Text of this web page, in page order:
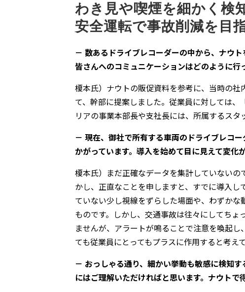
わき見や喫煙を細かく検
安全運転で事故削減を目
－ 数あるドライブレコーダーの中から、ナウ
皆さんへのコミュニケーションはどのように行
榎本氏）ナウトの販促資料を参考に、当時の
て、幹部に提案しました。従業員に対しては
リアの事業本部長や支社長には、所属するスタ
－ 現在、御社で所有する車両のドライブレコ
かがっています。導入を始めて目に見えて変
榎本氏）まだ正確なデータを集計していない
かし、正直なことを申しますと、すでに導入
ていない少し視線をずらした場面や、わずか
ものです。しかし、交通事故は往々にしてち
ませんが、アラートが鳴ることで注意を喚起
ても従業員にとってもプラスに作用すると考えて
－ おっしゃる通り、細かい挙動も敏感に検知
にはご理解いただければと思います。ナウト